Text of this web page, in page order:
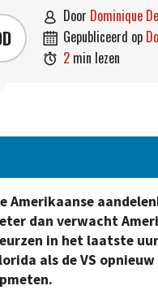
 door Dominique
 gepubliceerd op
 2 min lezen
Amerikaanse
dan verwacht
in het laatste
als de VS